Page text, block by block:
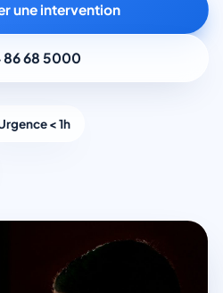
une intervention
86 68 5000
< 1h